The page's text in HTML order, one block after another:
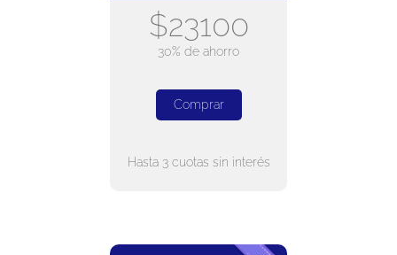
$23100
30% de ahorro
Comprar
Hasta 3 cuotas sin interés